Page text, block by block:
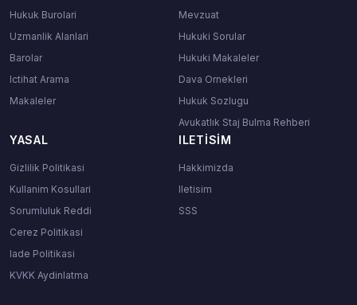
Hukuk Burolari
Uzmanlik Alanlari
Barolar
Ictihat Arama
Makaleler
Mevzuat
Hukuki Sorular
Hukuki Makaleler
Dava Ornekleri
Hukuk Sozlugu
Avukatlık Staj Bulma Rehberi
YASAL
Gizlilik Politikasi
Kullanim Kosullari
Sorumluluk Reddi
Cerez Politikasi
Iade Politikasi
KVKK Aydinlatma
ILETISIM
Hakkimizda
Iletisim
SSS